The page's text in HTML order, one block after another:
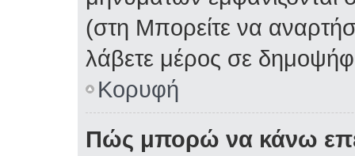
(στη Μπορείτε να
λάβετε μέρος σε
Κορυφή
Πώς μπορώ να κάνω